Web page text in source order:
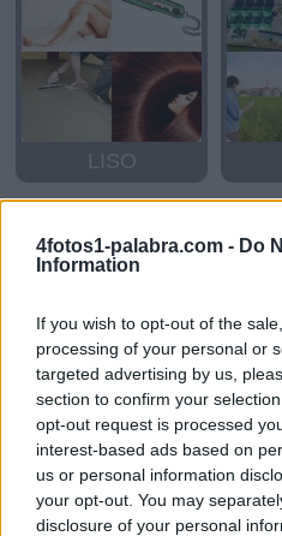
4fotos1-palabra.com - Do
Information
If you wish to opt-out of the
processing of your personal or
targeted advertising by us,
section to confirm your
opt-out request is processed
interest-based ads based on
us or personal information
your opt-out. You may
disclosure of your personal
LISO
LISO